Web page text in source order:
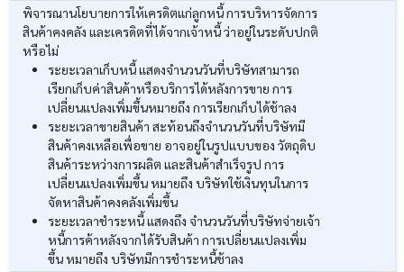
พิจารณานโยบายการให้เครดิตแก่ลูกหนี้ การบริหารจัดการ
สินค้าคงคลัง และเครดิตที่ได้จากเจ้าหนี้ ว่าอยู่ในระดับปกติ
หรือไม่
ระยะเวลาเก็บหนี้ แสดงจำนวนวันที่บริษัทสามารถ
เรียกเก็บค่าสินค้าหรือบริการได้หลังการขาย การ
เปลี่ยนแปลงเพิ่มขึ้นหมายถึง การเรียกเก็บได้ช้าลง
ระยะเวลาขายสินค้า สะท้อนถึงจำนวนวันที่บริษัทมี
สินค้าคงเหลือเพื่อขาย อาจอยู่ในรูปแบบของ วัตถุดิบ
สินค้าระหว่างการผลิต และสินค้าสำเร็จรูป การ
เปลี่ยนแปลงเพิ่มขึ้น หมายถึง บริษัทใช้เงินทุนในการ
จัดหาสินค้าคงคลังเพิ่มขึ้น
ระยะเวลาชำระหนี้ แสดงถึง จำนวนวันที่บริษัทจ่ายเจ้า
หนี้การค้าหลังจากได้รับสินค้า การเปลี่ยนแปลงเพิ่ม
ขึ้น หมายถึง บริษัทมีการชำระหนี้ช้าลง